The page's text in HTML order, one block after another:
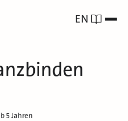
EN
5 Jahren